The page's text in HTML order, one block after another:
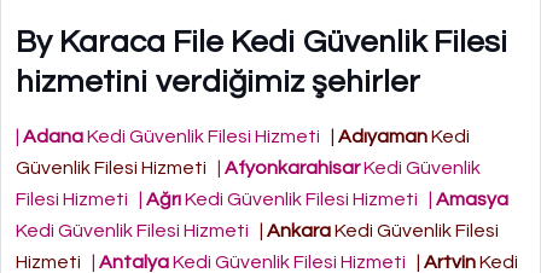
By Karaca File Kedi Güvenlik Filesi
hizmetini verdiğimiz şehirler
| AdanaKedi Güvenlik Filesi Hizmeti | AdıyamanKedi
Güvenlik Filesi Hizmeti
| AfyonkarahisarKedi Güvenlik
Filesi Hizmeti
| AğrıKedi Güvenlik Filesi Hizmeti | Amasya
Kedi Güvenlik Filesi Hizmeti
| AnkaraKedi Güvenlik Filesi
Hizmeti
| AntalyaKedi Güvenlik Filesi Hizmeti | ArtvinKedi